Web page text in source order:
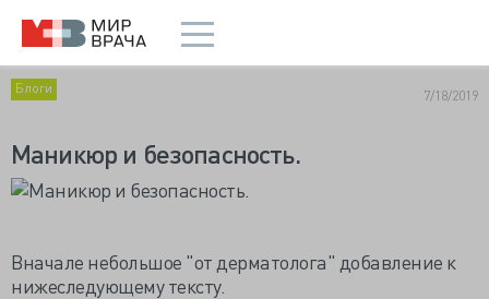
Блоги 7/18/2019
Маникюр и безопасность.
Вначале небольшое "от дерматолога" добавление к
нижеследующему тексту.